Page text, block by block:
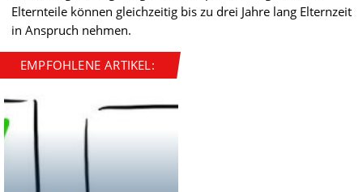
Elternteile können gleichzeitig bis zu drei Jahre lang Elternzeit
in Anspruch nehmen.
EMPFOHLENE ARTIKEL: